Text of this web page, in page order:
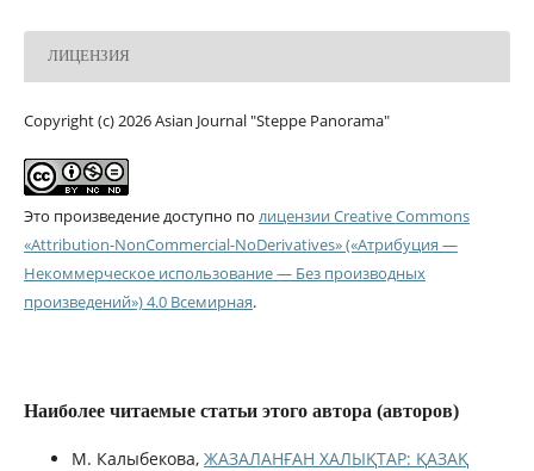
ЛИЦЕНЗИЯ
Copyright (c) 2026 Asian Journal "Steppe Panorama"
Это произведение доступно по лицензии Creative Commons
«Attribution-NonCommercial-NoDerivatives» («Атрибуция —
Некоммерческое использование — Без производных
произведений») 4.0 Всемирная.
Наиболее читаемые статьи этого автора (авторов)
М. Калыбекова, ЖАЗАЛАНҒАН ХАЛЫҚТАР: ҚАЗАҚ